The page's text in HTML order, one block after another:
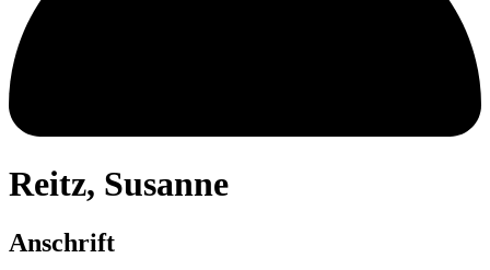
Reitz, Susanne
Anschrift